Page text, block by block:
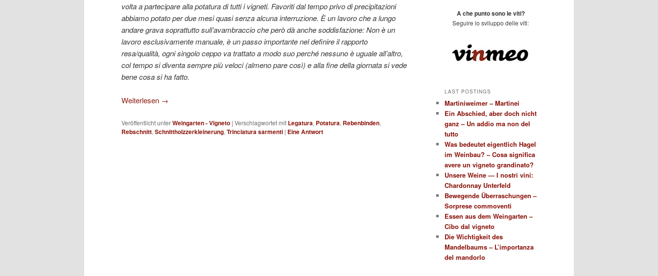
volta a partecipare alla potatura di tutti i vigneti. Favoriti dal tempo privo di precipitazioni
abbiamo potato per due mesi quasi senza alcuna interruzione. È un lavoro che a lungo
andare grava soprattutto sull’avambraccio che però dà anche soddisfazione: Non è un
lavoro esclusivamente manuale, è un passo importante nel definire il rapporto
resa/qualità, ogni singolo ceppo va trattato a modo suo perché nessuno è uguale all’altro,
col tempo si diventa sempre più veloci (almeno pare così) e alla fine della giornata si vede
bene cosa si ha fatto.
Weiterlesen →
Veröffentlicht unterWeingarten - Vigneto | Verschlagwortet mit Legatura, Potatura, Rebenbinden,
Rebschnitt, Schnittholzzerkleinerung, Trinciatura sarmenti | EineAntwort
A che punto sono le viti?
Seguire lo sviluppo delle viti:
LAST POSTINGS
Martiniweimer – Martinei
Ein Abschied, aber doch nicht
ganz – Un addio ma non del
tutto
Was bedeutet eigentlich Hagel
im Weinbau? – Cosa significa
avere un vigneto grandinato?
Unsere Weine — I nostri vini:
Chardonnay Unterfeld
Bewegende Überraschungen –
Sorprese commoventi
Essen aus dem Weingarten –
Cibo dal vigneto
Die Wichtigkeit des
Mandelbaums – L’importanza
del mandorlo